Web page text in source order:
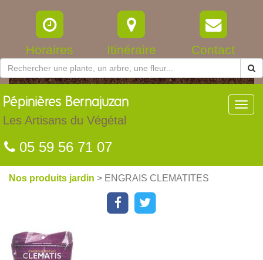
Horaires Itinéraire Contact
Pépinières Bernajuzan
Les Artisans du Végétal
05 59 56 71 07
Nos produits jardin > ENGRAIS CLEMATITES